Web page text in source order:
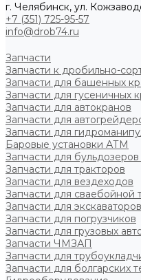
г. Челябинск, ул.
+7 (351) 725-95-57
info@drob74.ru
Запчасти
Запчасти к дробильно-
Запчасти для башенных
Запчасти для гусеничных
Запчасти для автокранов
Запчасти для
Запчасти для
Баровые установки АТМ
Запчасти для
Запчасти для тракторов
Запчасти для вездеходов
Запчасти для сваебойной
Запчасти для экскаваторов
Запчасти для погрузчиков
Запчасти для грузовых
Запчасти ЧМЗАП
Запчасти для
Запчасти для болгарских